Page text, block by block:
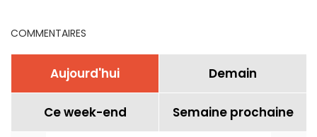
COMMENTAIRES
Aujourd'hui Demain
Ce week-end Semaine prochaine